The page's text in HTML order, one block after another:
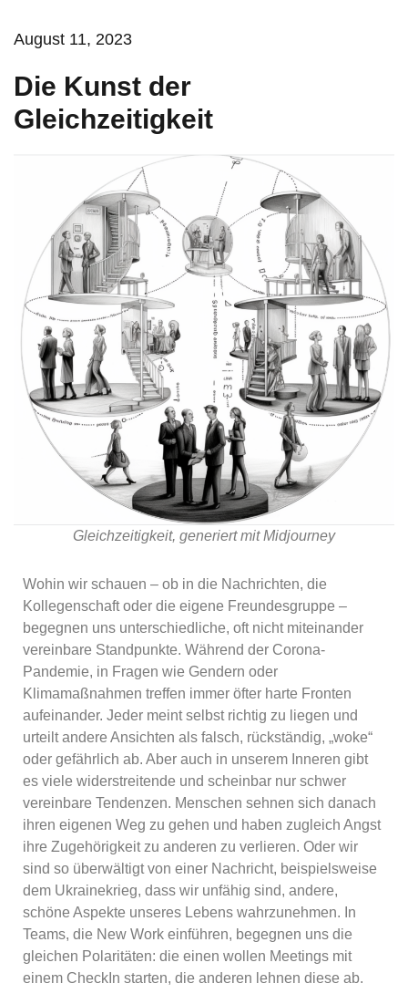
August 11, 2023
Die Kunst der
Gleichzeitigkeit
Gleichzeitigkeit, generiert mit Midjourney
Wohin wir schauen – ob in die Nachrichten, die
Kollegenschaft oder die eigene Freundesgruppe –
begegnen uns unterschiedliche, oft nicht miteinander
vereinbare Standpunkte. Während der Corona-
Pandemie, in Fragen wie Gendern oder
Klimamaßnahmen treffen immer öfter harte Fronten
aufeinander. Jeder meint selbst richtig zu liegen und
urteilt andere Ansichten als falsch, rückständig, „woke“
oder gefährlich ab. Aber auch in unserem Inneren gibt
es viele widerstreitende und scheinbar nur schwer
vereinbare Tendenzen. Menschen sehnen sich danach
ihren eigenen Weg zu gehen und haben zugleich Angst
ihre Zugehörigkeit zu anderen zu verlieren. Oder wir
sind so überwältigt von einer Nachricht, beispielsweise
dem Ukrainekrieg, dass wir unfähig sind, andere,
schöne Aspekte unseres Lebens wahrzunehmen. In
Teams, die New Work einführen, begegnen uns die
gleichen Polaritäten: die einen wollen Meetings mit
einem CheckIn starten, die anderen lehnen diese ab.